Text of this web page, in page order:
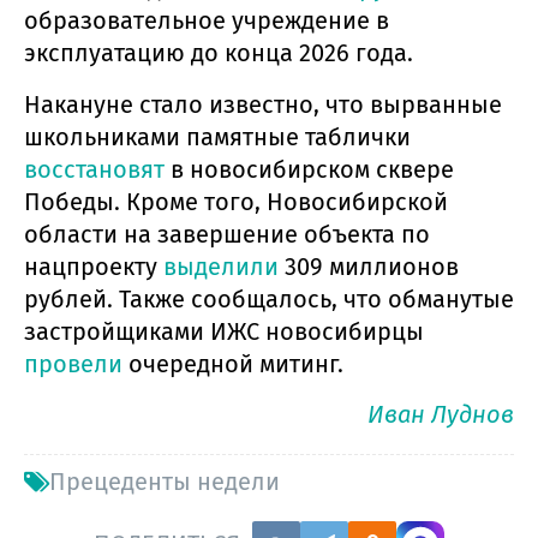
образовательное учреждение в
эксплуатацию до конца 2026 года.
Накануне стало известно, что вырванные
школьниками памятные таблички
восстановят в новосибирском сквере
Победы. Кроме того, Новосибирской
области на завершение объекта по
нацпроекту выделили 309 миллионов
рублей. Также сообщалось, что обманутые
застройщиками ИЖС новосибирцы
провели очередной митинг.
Иван Луднов
Прецеденты недели